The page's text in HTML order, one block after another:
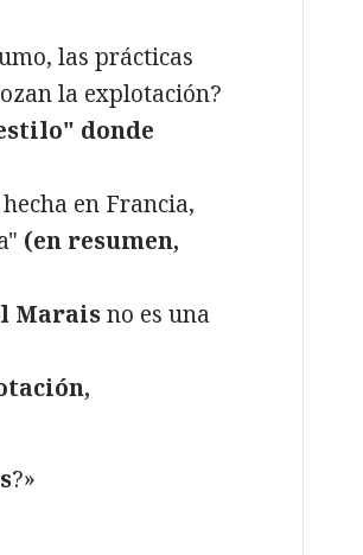
las prácticas
la explotación?
donde
en Francia,
(en resumen,
Maraisno es una
?»